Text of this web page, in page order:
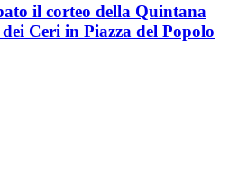
il corteo della Quintana
Ceri in Piazza del Popolo